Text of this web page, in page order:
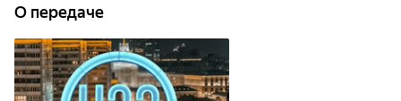
О передаче